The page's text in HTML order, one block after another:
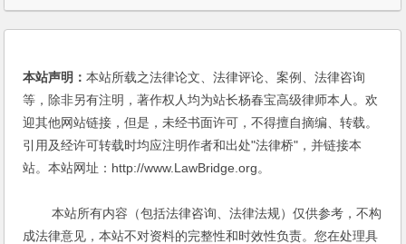
本站声明：本站所载之法律论文、法律评论、案例、法律咨询
等，除非另有注明，著作权人均为站长杨春宝高级律师本人。欢
迎其他网站链接，但是，未经书面许可，不得擅自摘编、转载。
引用及经许可转载时均应注明作者和出处"法律桥"，并链接本
站。本站网址：http://www.LawBridge.org。
本站所有内容（包括法律咨询、法律法规）仅供参考，不构
成法律意见，本站不对资料的完整性和时效性负责。您在处理具